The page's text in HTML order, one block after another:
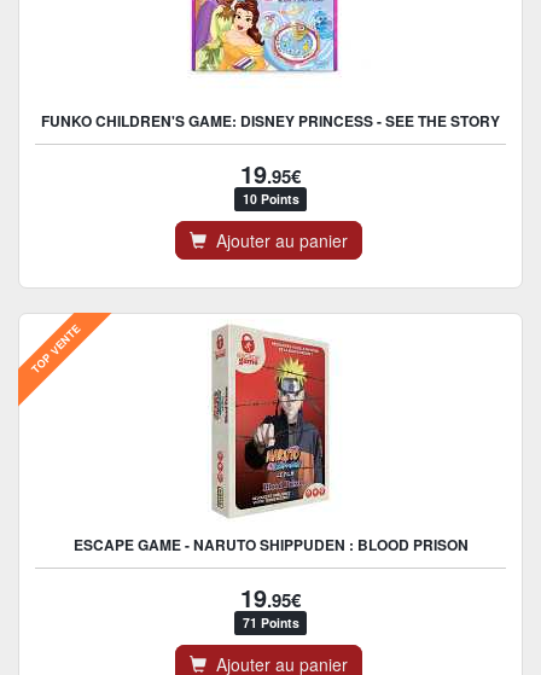
FUNKO CHILDREN'S GAME: DISNEY PRINCESS - SEE THE STORY
19.95€
10 Points
Ajouter au panier
TOP VENTE
ESCAPE GAME - NARUTO SHIPPUDEN : BLOOD PRISON
19.95€
71 Points
Ajouter au panier